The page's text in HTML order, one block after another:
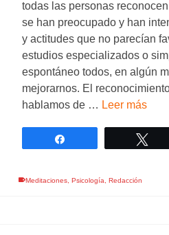
todas las personas
se han preocupado y han
y actitudes que no parecían
estudios especializados o
espontáneo todos, en algún
mejorarnos. El
hablamos de … Leer más
Meditaciones, Psicología Redacción